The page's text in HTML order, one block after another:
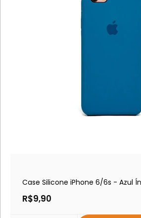
Case Silicone iPhone 6/6s - Azul
R$9,90